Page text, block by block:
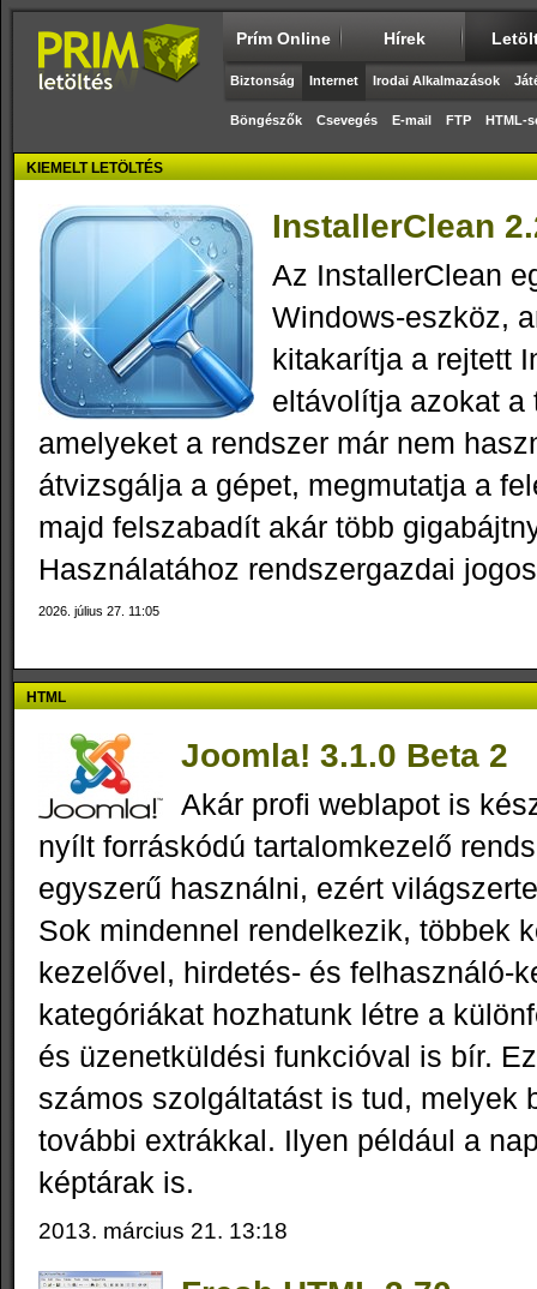
Prím Online Hírek
Biztonság Internet Irodai Alkalmazások
Böngészők Csevegés E-mail FTP HTML-
KIEMELT LETÖLTÉS
InstallerClean
Az InstallerClean
Windows‑eszköz,
kitakarítja a rejtett
eltávolítja azokat a
amelyeket a rendszer már nem
átvizsgálja a gépet, megmutatja a
majd felszabadít akár több
Használatához rendszergazdai
2026. július 27. 11:05
HTML
Joomla! 3.1.0 Beta 2
Akár profi weblapot is
nyílt forráskódú tartalomkezelő
egyszerű használni, ezért
Sok mindennel rendelkezik, többek
kezelővel, hirdetés- és felhasználó-
kategóriákat hozhatunk létre a
és üzenetküldési funkcióval is bír.
számos szolgáltatást is tud, melyek
további extrákkal. Ilyen például a
képtárak is.
2013. március 21. 13:18